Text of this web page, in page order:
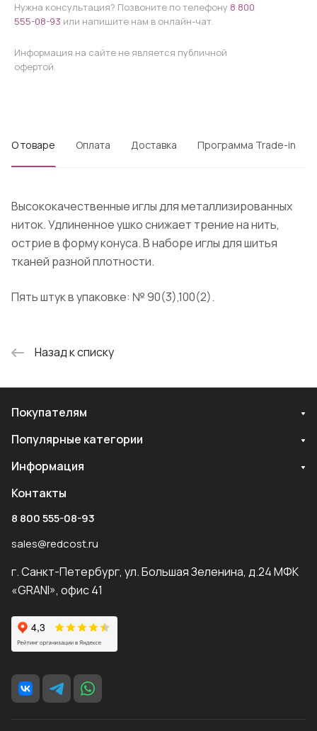
Нужна консультация? Позвоните по телефону 8 800
555-08-93 или напишите нам в онлайн-чат.
Информация на сайте не является публичной
офертой.
О товаре Оплата Доставка Программа Trade-in
Высококачественные иглы для металлизированных
ниток. Удлиненное ушко снижает трение на нить,
острие в форму конуса. В наборе иглы для шитья
тканей разной плотности.
Пять штук в упаковке: № 90(3),100(2).
Назад к списку
Покупателям
Популярные категории
Информация
Контакты
8 800 555-08-93
sales@redcost.ru
г. Санкт-Петербург, ул. Большая Зеленина, д.24 МФК
«GRANI», офис 41